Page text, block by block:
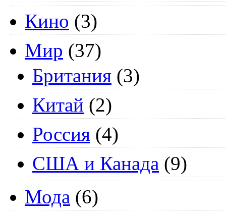
Кино (3)
Мир (37)
Британия (3)
Китай (2)
Россия (4)
США и Канада (9)
Мода (6)